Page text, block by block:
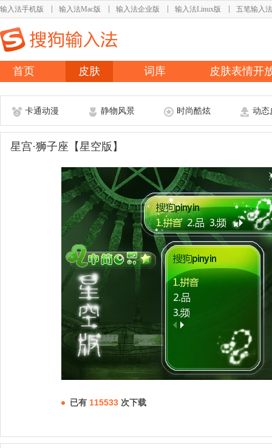
输入法手机版 输入法Mac版 输入法企业版 输入法Linux版 五笔输入法
首页 皮肤 词库 皮肤表情开
卡通动漫 静物风景 时尚酷炫 动态
星宫·狮子座【星空版】
已有 115533 次下载